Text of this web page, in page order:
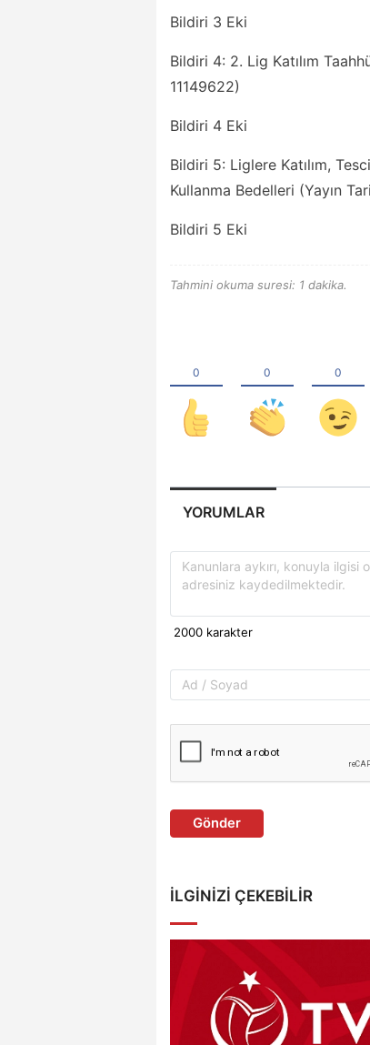
Bildiri 3 Eki
Bildiri 4: 2. Lig Katılım
11149622)
Bildiri 4 Eki
Bildiri 5: Liglere Katılım,
Kullanma Bedelleri (Yayın
Bildiri 5 Eki
Tahmini okuma suresi: 1 dakika.
YORUMLAR
Gönder
İLGINIZI ÇEKEBILIR